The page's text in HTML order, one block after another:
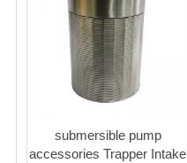
submersible pump
accessories Trapper Intake